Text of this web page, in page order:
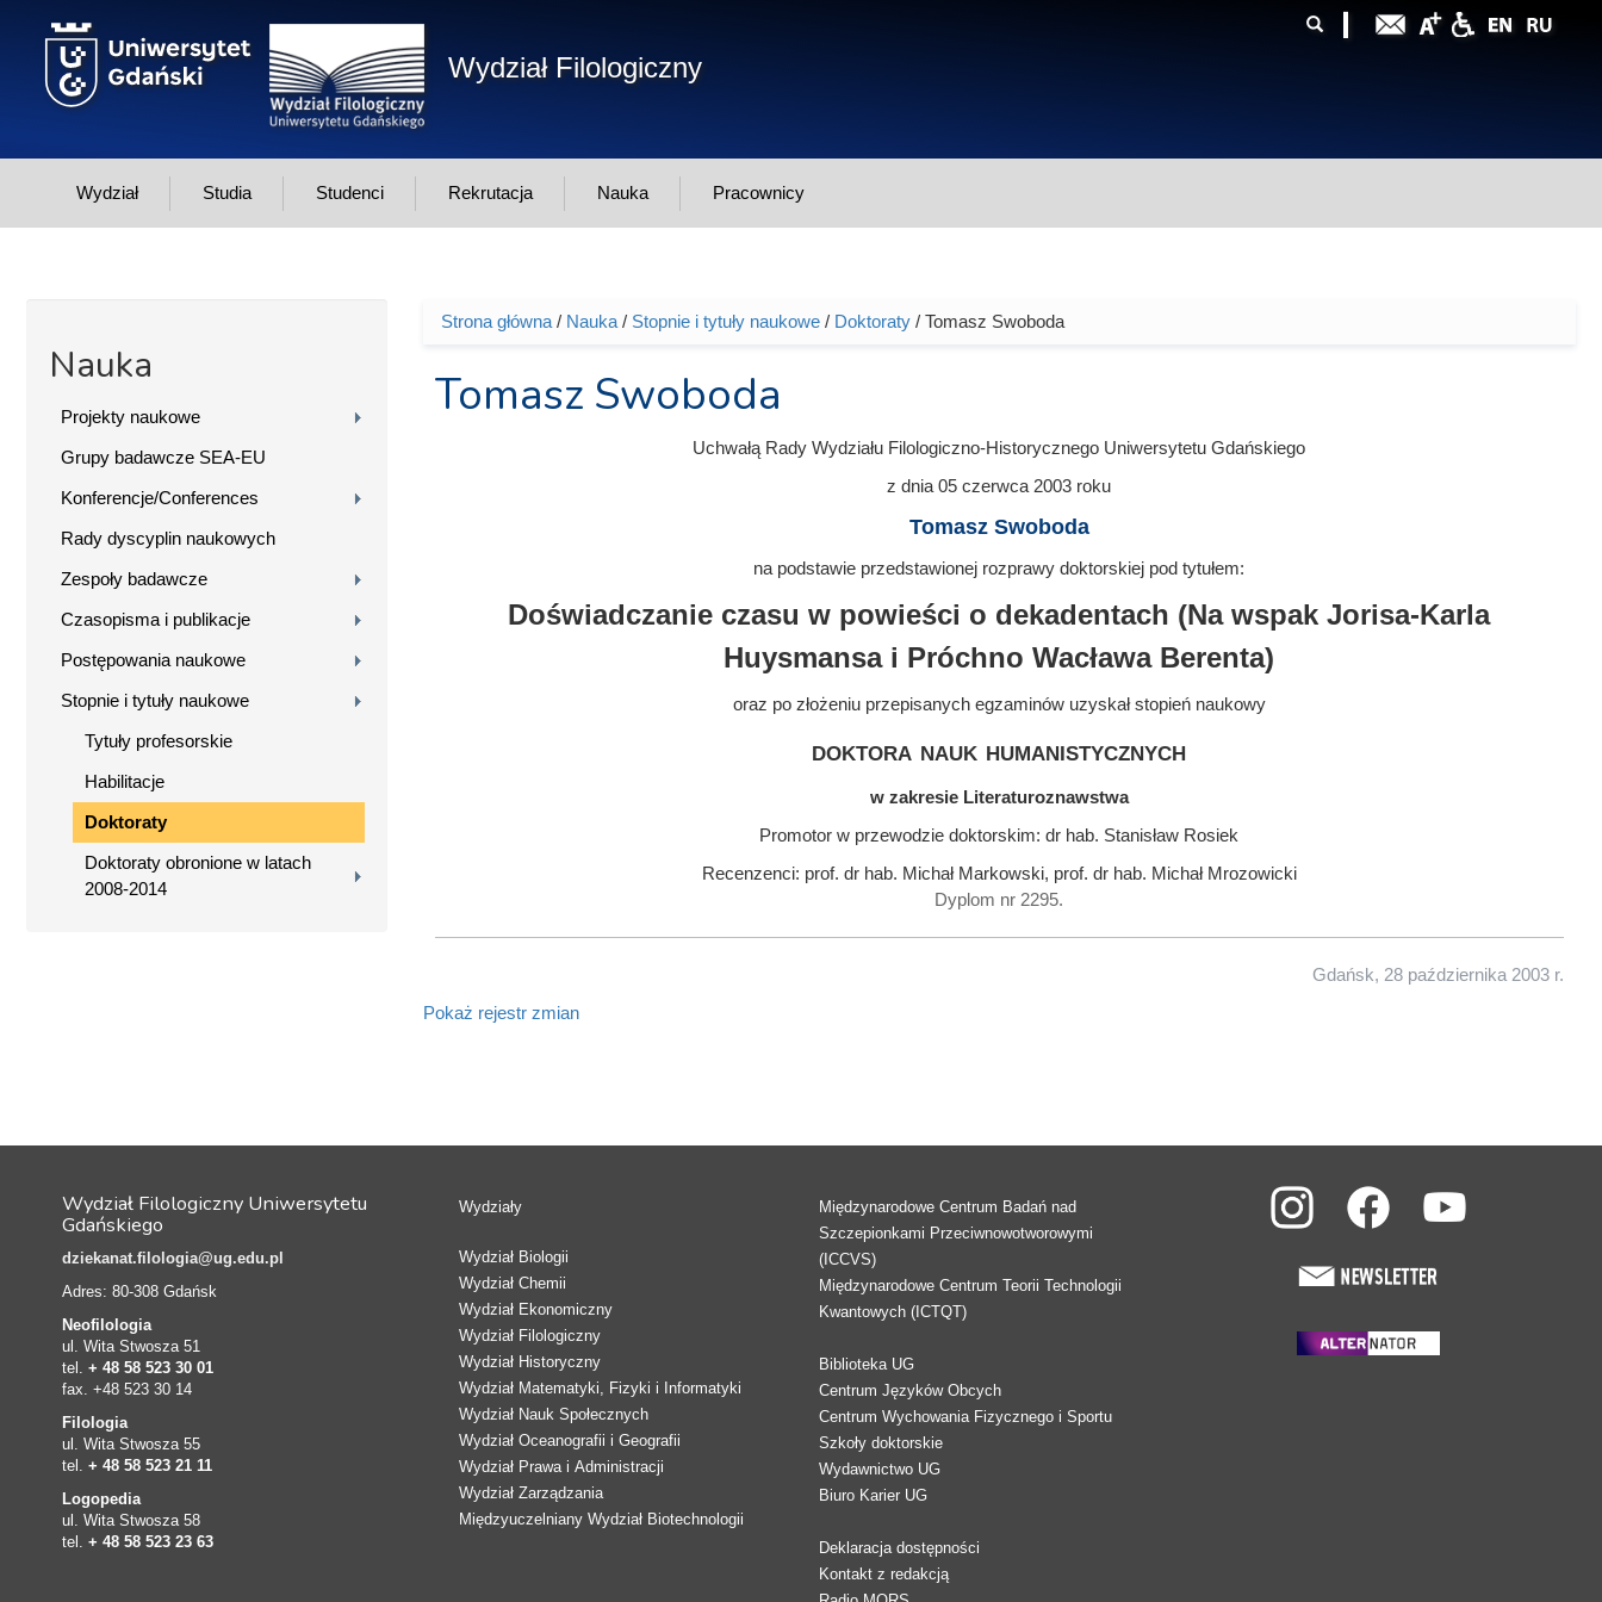
Wydział Filologiczny
Wydział Studia Studenci Rekrutacja Nauka Pracownicy
Nauka
Projekty naukowe
Grupy badawcze SEA-EU
Konferencje/Conferences
Rady dyscyplin naukowych
Zespoły badawcze
Czasopisma i publikacje
Postępowania naukowe
Stopnie i tytuły naukowe
Tytuły profesorskie
Habilitacje
Doktoraty
Doktoraty obronione w latach
2008-2014
Jesteś tutaj
Strona główna/ Nauka/ Stopnie i tytuły naukowe/ Doktoraty/ Tomasz Swoboda
Tomasz Swoboda
Uchwałą Rady Wydziału Filologiczno-Historycznego Uniwersytetu Gdańskiego
z dnia 05 czerwca 2003 roku
Tomasz Swoboda
na podstawie przedstawionej rozprawy doktorskiej pod tytułem:
Doświadczanie czasu w powieści o dekadentach (Na wspak Jorisa-Karla
Huysmansa i Próchno Wacława Berenta)
oraz po złożeniu przepisanych egzaminów uzyskał stopień naukowy
doktora nauk humanistycznych
w zakresie Literaturoznawstwa
Promotor w przewodzie doktorskim: dr hab. Stanisław Rosiek
Recenzenci: prof. dr hab. Michał Markowski, prof. dr hab. Michał Mrozowicki
Dyplom nr 2295.
Gdańsk, 28 października 2003 r.
Pokaż rejestr zmian
Wydział Filologiczny Uniwersytetu
Gdańskiego
dziekanat.filologia@ug.edu.pl
Adres: 80-308 Gdańsk
Neofilologia
ul. Wita Stwosza 51
tel. + 48 58 523 30 01
fax. +48 523 30 14
Filologia
ul. Wita Stwosza 55
tel. + 48 58 523 21 11
Logopedia
ul. Wita Stwosza 58
tel. + 48 58 523 23 63
Wydziały
Wydział Biologii
Wydział Chemii
Wydział Ekonomiczny
Wydział Filologiczny
Wydział Historyczny
Wydział Matematyki, Fizyki i Informatyki
Wydział Nauk Społecznych
Wydział Oceanografii i Geografii
Wydział Prawa i Administracji
Wydział Zarządzania
Międzyuczelniany Wydział Biotechnologii
Międzynarodowe Centrum Badań nad
Szczepionkami Przeciwnowotworowymi
(ICCVS)
Międzynarodowe Centrum Teorii Technologii
Kwantowych (ICTQT)
Biblioteka UG
Centrum Języków Obcych
Centrum Wychowania Fizycznego i Sportu
Szkoły doktorskie
Wydawnictwo UG
Biuro Karier UG
Deklaracja dostępności
Kontakt z redakcją